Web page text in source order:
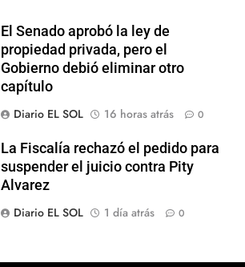
El Senado aprobó la ley de
propiedad privada, pero el
Gobierno debió eliminar otro
capítulo
Diario EL SOL
16 horas atrás 0
La Fiscalía rechazó el pedido para
suspender el juicio contra Pity
Alvarez
Diario EL SOL
1 día atrás 0